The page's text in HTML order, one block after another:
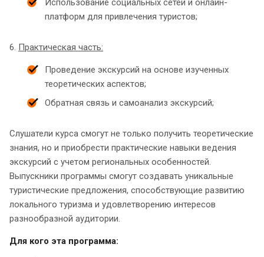
Использование социальных сетей и онлайн-
платформ для привлечения туристов;
6. Практическая часть:
Проведение экскурсий на основе изученных
теоретических аспектов;
Обратная связь и самоанализ экскурсий;
Слушатели курса смогут не только получить теоретические
знания, но и приобрести практические навыки ведения
экскурсий с учетом региональных особенностей.
Выпускники программы смогут создавать уникальные
туристические предложения, способствующие развитию
локального туризма и удовлетворению интересов
разнообразной аудитории.
Для кого эта программа: